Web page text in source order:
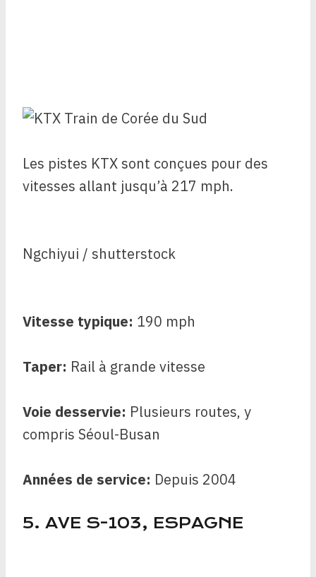
Les pistes KTX sont conçues pour des
vitesses allant jusqu’à 217 mph.
Ngchiyui / shutterstock
Vitesse typique: 190 mph
Taper: Rail à grande vitesse
Voie desservie: Plusieurs routes, y
compris Séoul-Busan
Années de service: Depuis 2004
5. AVE S-103, ESPAGNE